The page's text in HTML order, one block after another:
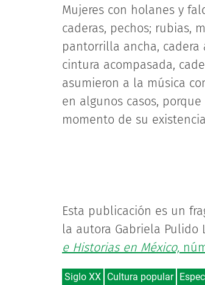
Mujeres con holanes y
caderas, pechos; rubias,
pantorrilla ancha, cadera
cintura acompasada,
asumieron a la música
en algunos casos,
momento de su
Esta publicación es un
la autora Gabriela
e Historias en México,
Siglo XX Cultura popular